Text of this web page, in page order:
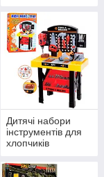
Великий
Дитячі набори
інструментів для
хлопчиків